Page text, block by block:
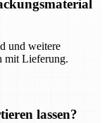
und weitere
mit Lieferung.
lassen?